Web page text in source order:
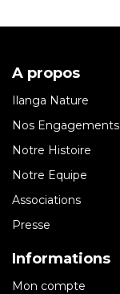
A propos
Ilanga Nature
Nos Engagements
Notre Histoire
Notre Equipe
Associations
Presse
Informations
Mon compte